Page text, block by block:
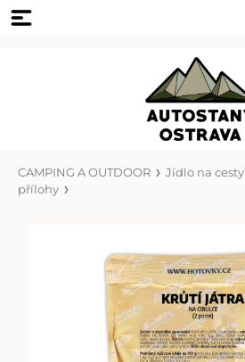
CAMPING A OUTDOOR Jídlo na cesty
přílohy